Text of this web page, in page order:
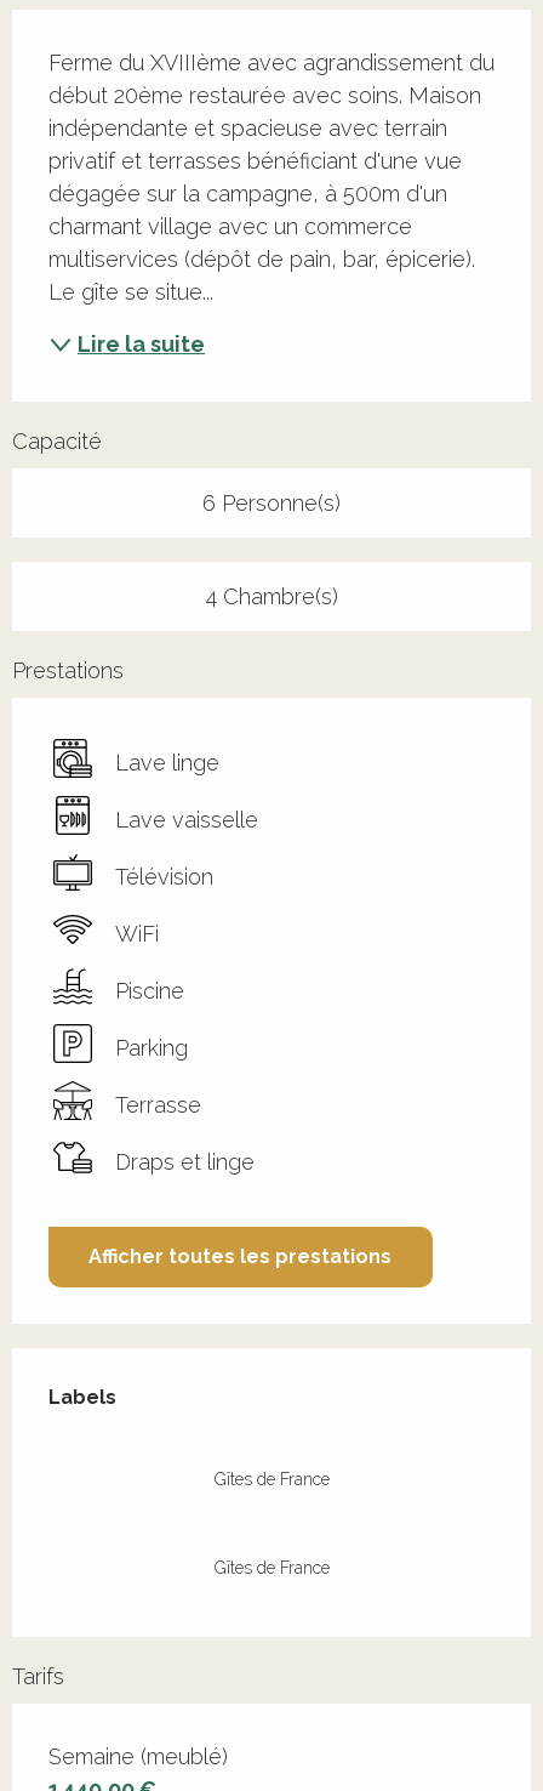
Ferme du XVIIIème avec agrandissement du
début 20ème restaurée avec soins. Maison
indépendante et spacieuse avec terrain
privatif et terrasses bénéficiant d'une vue
dégagée sur la campagne, à 500m d'un
charmant village avec un commerce
multiservices (dépôt de pain, bar, épicerie).
Le gîte se situe...
Lire la suite
Capacité
6 Personne(s)
4 Chambre(s)
Prestations
Lave linge
Lave vaisselle
Télévision
WiFi
Piscine
Parking
Terrasse
Draps et linge
Afficher toutes les prestations
Labels
Labels
Gîtes de France
Gîtes de France
Tarifs
Tarifs 2026
Semaine (meublé)